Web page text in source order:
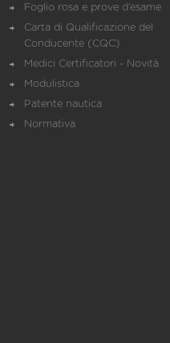
Foglio rosa e prove d’esame
Carta di Qualificazione del
Conducente (CQC)
Medici Certificatori - Novità
Modulistica
Patente nautica
Normativa